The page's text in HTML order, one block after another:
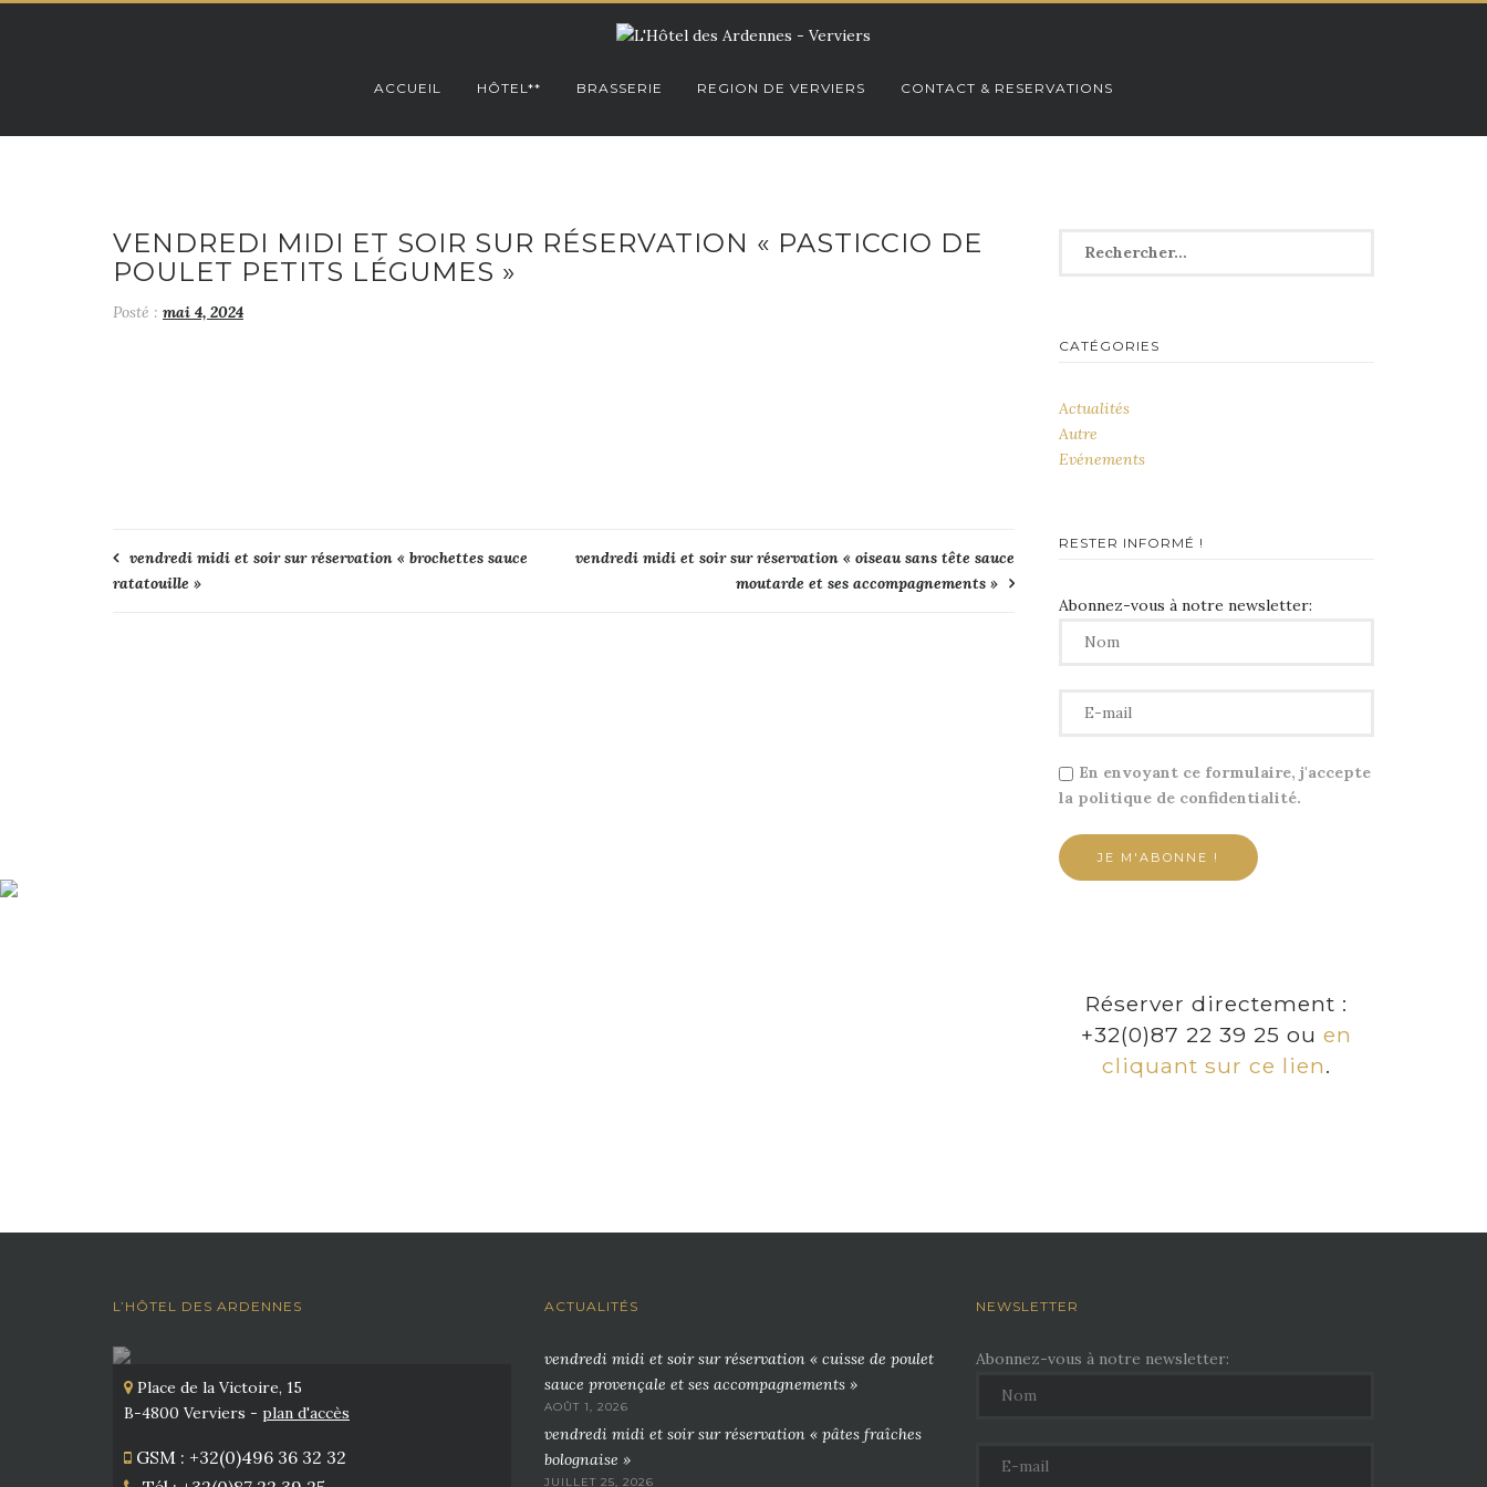
ACCUEIL HÔTEL** BRASSERIE REGION DE VERVIERS CONTACT & RESERVATIONS
VENDREDI MIDI ET SOIR SUR RÉSERVATION « PASTICCIO DE
POULET PETITS LÉGUMES »
Posté : mai 4, 2024
Navigation
de
vendredi midi et soir sur réservation « brochettes sauce
ratatouille »
vendredi midi et soir sur réservation « oiseau sans tête sauce
moutarde et ses accompagnements »
CATÉGORIES
Actualités
Autre
Evénements
RESTER INFORMÉ !
Abonnez-vous à notre newsletter:
En envoyant ce formulaire, j'accepte
la politique de confidentialité.
Réserver directement :
+32(0)87 22 39 25 ou en
cliquant sur ce lien.
L’HÔTEL DES ARDENNES
Place de la Victoire, 15
B-4800 Verviers - plan d'accès
GSM : +32(0)496 36 32 32
ACTUALITÉS
vendredi midi et soir sur réservation « cuisse de poulet
sauce provençale et ses accompagnements »
AOÛT 1, 2026
vendredi midi et soir sur réservation « pâtes fraîches
bolognaise »
JUILLET 25, 2026
NEWSLETTER
Abonnez-vous à notre newsletter: